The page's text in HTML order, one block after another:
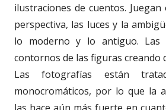
ilustraciones de cuentos.
perspectiva, las luces y la
lo moderno y lo antiguo. Las
contornos de las figuras creando
Las fotografías están
monocromáticos, por lo que la